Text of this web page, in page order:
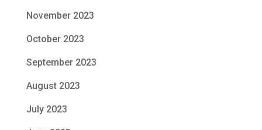
November 2023
October 2023
September 2023
August 2023
July 2023